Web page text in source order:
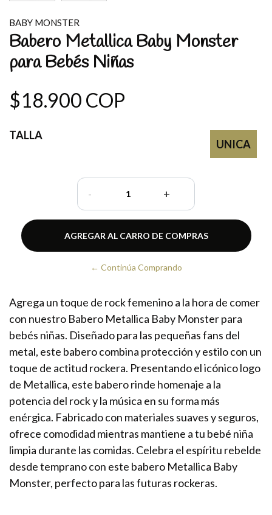
BABY MONSTER
Babero Metallica Baby Monster
para Bebés Niñas
$18.900 COP
TALLA
UNICA
- +
← Continúa Comprando
Agrega un toque de rock femenino a la hora de comer
con nuestro Babero Metallica Baby Monster para
bebés niñas. Diseñado para las pequeñas fans del
metal, este babero combina protección y estilo con un
toque de actitud rockera. Presentando el icónico logo
de Metallica, este babero rinde homenaje a la
potencia del rock y la música en su forma más
enérgica. Fabricado con materiales suaves y seguros,
ofrece comodidad mientras mantiene a tu bebé niña
limpia durante las comidas. Celebra el espíritu rebelde
desde temprano con este babero Metallica Baby
Monster, perfecto para las futuras rockeras.